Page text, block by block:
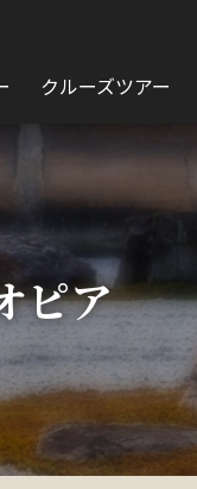
クルーズツアー
ピア